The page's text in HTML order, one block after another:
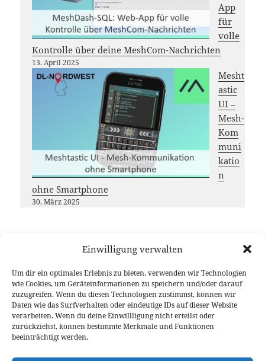
Einwilligung verwalten
Um dir ein optimales Erlebnis zu bieten, verwenden wir Technologien
wie Cookies, um Geräteinformationen zu speichern und/oder darauf
zuzugreifen. Wenn du diesen Technologien zustimmst, können wir
Daten wie das Surfverhalten oder eindeutige IDs auf dieser Website
verarbeiten. Wenn du deine Einwillligung nicht erteilst oder
zurückziehst, können bestimmte Merkmale und Funktionen
beeinträchtigt werden.
App
für
volle
Kontrolle über deine MeshCom-Nachrichten
13. April 2025
Mesht
astic
UI –
Mesh-
Kom
muni
katio
n
ohne Smartphone
30. März 2025
Möchtest du das DL-Nordwest
Projekt unterstützen?
Dann freuen wir uns über deinen Gastbeitrag, das
Teilen unserer Inhalte oder eine (kleine) Spende
Vielen Dank für deine Unterstützung!